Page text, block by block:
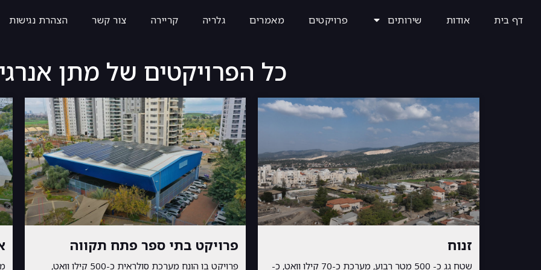
דף בית אודות שירותים פרויקטים מאמרים גלריה קריירה צור קשר הצהרת נגישות
כל הפרויקטים של מתן
זנוח
שטח גג כ- 500 מטר רבוע, מערכת כ-70 קילו וואט, כ-
פרויקט בתי ספר פתח תקווה
פרויקט בו הונח מערכת סולראית כ-500 קילו וואט,